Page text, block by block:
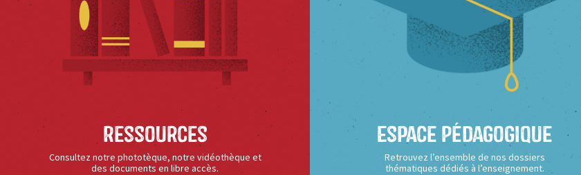
Ressources
Consultez notre phototèque, notre vidéothèque et
des documents en libre accès.
Espace Pédagogique
Retrouvez l’ensemble de nos dossiers
thématiques dédiés à l’enseignement.